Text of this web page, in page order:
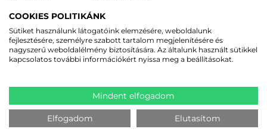
Kategória
ipari
Max. tekercsátmérő
209 mm
Interfész
USB,RS232,Ethernet
Garancia
24hónap a készülékre,6hónap a fejre
NEM EZ A MEGFELELŐ VÁLASZTÁS?”
ATSC Printronix Auto ID T8000 címkenyomtatókiválóan teljesít
nehézipari környezetben, autóalkatrész-gyártásban, elosztó
központokban és gyógyszerészeti raktárakban. Robusztus felépítése
COOKIES POLITIKÁNK
Sütiket használunk látogatóink elemzésére, weboldalunk
fejlesztésére, személyre szabott tartalom megjelenítésére és
nagyszerű weboldalélmény biztosítására. Az általunk használt sütikkel
kapcsolatos további információkért nyissa meg a beállításokat.
Mindent elfogadom
Elfogadom Elutasítom